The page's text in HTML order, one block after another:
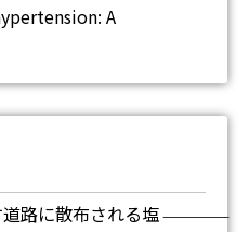
A
路に散布される塩 ―